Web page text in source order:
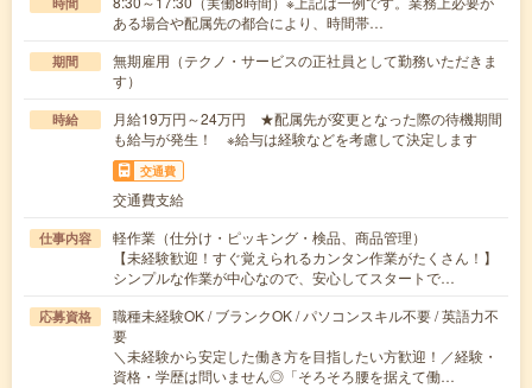
ある場合や配属先の都合により、時間帯…
期間
無期雇用（テクノ・サービスの正社員として勤務いただきま
す）
時給
月給19万円～24万円 ★配属先が変更となった際の待機期間
も給与が発生！ ※給与は経験などを考慮して決定します
交通費
交通費支給
仕事内容
軽作業（仕分け・ピッキング・検品、商品管理）
【未経験歓迎！すぐ覚えられるカンタン作業がたくさん！】
シンプルな作業が中心なので、安心してスタートで…
応募資格
職種未経験OK / ブランクOK / パソコンスキル不要 / 英語力不
要
＼未経験から安定した働き方を目指したい方歓迎！／経験・
資格・学歴は問いません◎「そろそろ腰を据えて働…